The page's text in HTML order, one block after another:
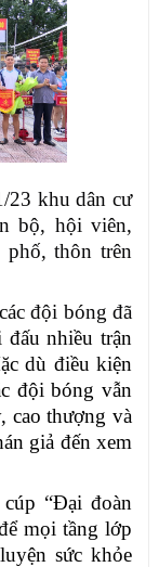
23 khu dân cư
bộ, hội viên,
thôn trên
đội bóng đã
đấu nhiều trận
dù điều kiện
đội bóng vẫn
cao thượng và
giả đến xem
“Đại đoàn
mọi tầng lớp
sức khỏe